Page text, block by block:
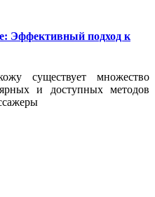
Эффективный подход к
существует множество
и доступных методов